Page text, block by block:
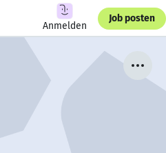
Anmelden
Job posten